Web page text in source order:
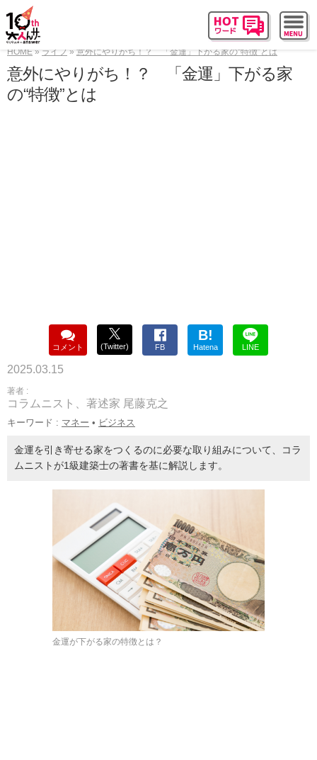
HOME ライフ 意外にやりがち！？ 「金運」下がる家の“特徴”とは
意外にやりがち！？ 「金運」下がる家
の“特徴”とは
コメント (Twitter) FB
B!
Hatena LINE
2025.03.15
著者 :
コラムニスト、著述家 尾藤克之
キーワード : マネー • ビジネス
金運を引き寄せる家をつくるのに必要な取り組みについて、コラ
ムニストが1級建築士の著書を基に解説します。
金運が下がる家の特徴とは？